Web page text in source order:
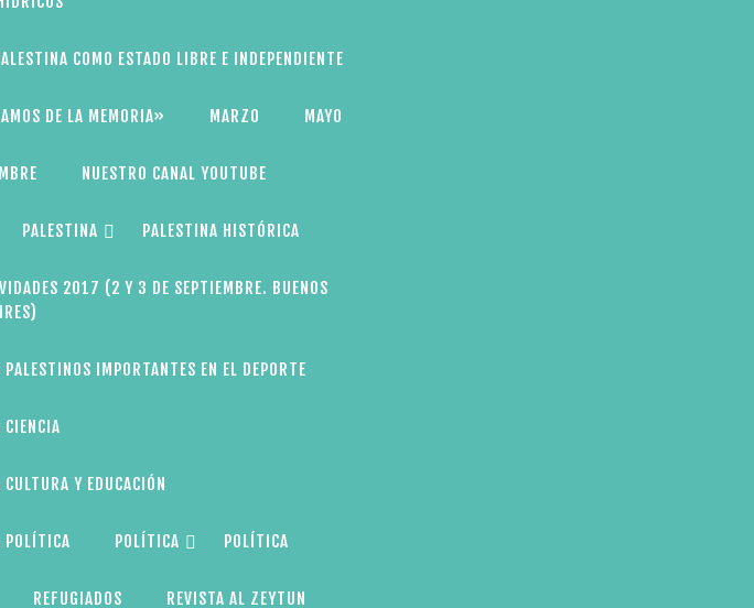
COMO ESTADO LIBRE E INDEPENDIENTE
DE LA MEMORIA» MARZO MAYO
NUESTRO CANAL YOUTUBE
PALESTINA PALESTINA HISTÓRICA
2017 (2 Y 3 DE SEPTIEMBRE. BUENOS
PALESTINOS IMPORTANTES EN EL DEPORTE
Y EDUCACIÓN
POLÍTICA POLÍTICA POLÍTICA
REFUGIADOS REVISTA AL ZEYTUN